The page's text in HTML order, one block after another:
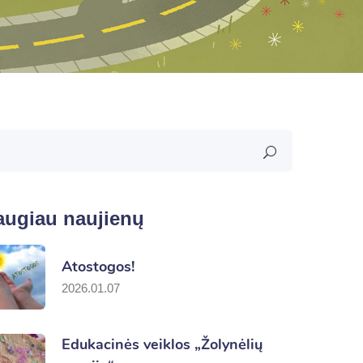
naujienų
Atostogos!
2026.01.07
Edukacinės veiklos „Žolynėlių